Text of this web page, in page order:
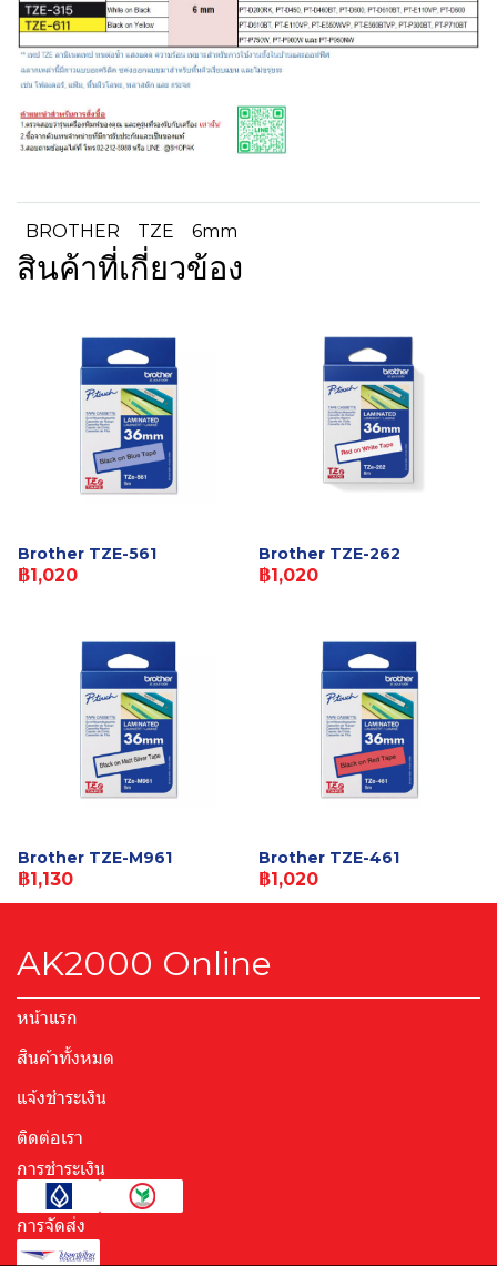
BROTHER TZE 6mm
สินค้าที่เกี่ยวข้อง
Brother TZE-561
฿1,020
Brother TZE-262
฿1,020
Brother TZE-M961
฿1,130
Brother TZE-461
฿1,020
AK2000 Online
หน้าแรก
สินค้าทั้งหมด
แจ้งชำระเงิน
ติดต่อเรา
การชำระเงิน
การจัดส่ง